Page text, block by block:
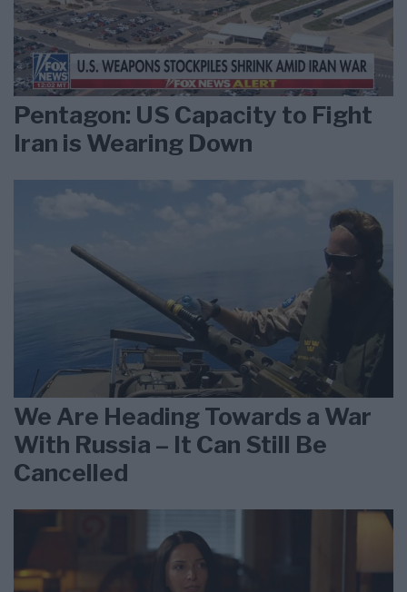
Pentagon: US Capacity to Fight
Iran is Wearing Down
We Are Heading Towards a War
With Russia – It Can Still Be
Cancelled